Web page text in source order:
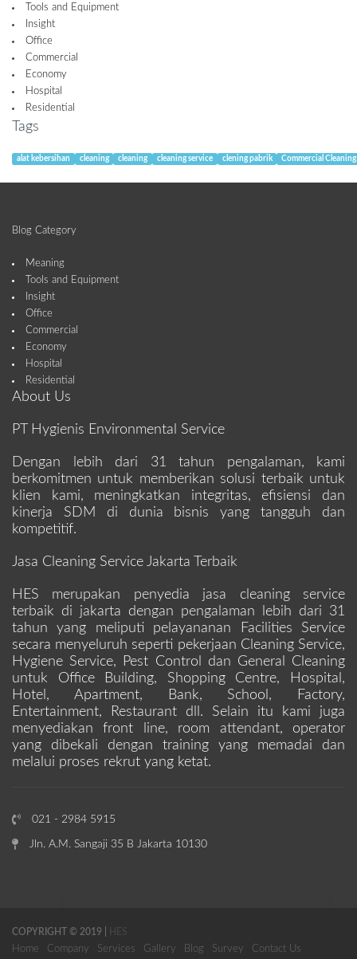
Tools and Equipment
Insight
Office
Commercial
Economy
Hospital
Residential
Tags
alat kebersihan cleaning cleaning cleaning service clening pabrik Commercial Cleaning
Blog Category
Meaning
Tools and Equipment
Insight
Office
Commercial
Economy
Hospital
Residential
About Us
PT Hygienis Environmental Service
Dengan lebih dari 31 tahun pengalaman, kami
berkomitmen untuk memberikan solusi terbaik untuk
klien kami, meningkatkan integritas, efisiensi dan
kinerja SDM di dunia bisnis yang tangguh dan
kompetitif.
Jasa Cleaning Service Jakarta Terbaik
HES merupakan penyedia jasa cleaning service
terbaik di jakarta dengan pengalaman lebih dari 31
tahun yang meliputi pelayananan Facilities Service
secara menyeluruh seperti pekerjaan Cleaning Service,
Hygiene Service, Pest Control dan General Cleaning
untuk Office Building, Shopping Centre, Hospital,
Hotel, Apartment, Bank, School, Factory,
Entertainment, Restaurant dll. Selain itu kami juga
menyediakan front line, room attendant, operator
yang dibekali dengan training yang memadai dan
melalui proses rekrut yang ketat.
021 - 2984 5915
Jln. A.M. Sangaji 35 B Jakarta 10130
COPYRIGHT © 2019 |
Home Company Services Gallery Blog Survey Contact Us